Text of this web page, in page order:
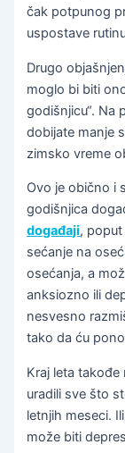
čak potpunog
uspostave
Drugo
moglo bi biti
godišnjicu“. Na
dobijate manje
zimsko vreme
Ovo je obično i
godišnjica
događaji,
sećanje na
osećanja, a
anksiozno ili
nesvesno
tako da ću
Kraj leta
uradili sve što
letnjih meseci.
može biti